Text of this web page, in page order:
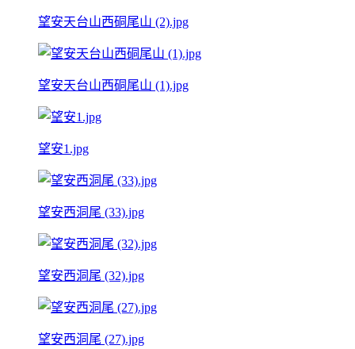
望安天台山西硐尾山 (2).jpg
望安天台山西硐尾山 (1).jpg
望安1.jpg
望安西洞尾 (33).jpg
望安西洞尾 (32).jpg
望安西洞尾 (27).jpg